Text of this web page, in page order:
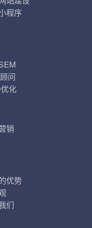
程序
问
化
销
优势
们